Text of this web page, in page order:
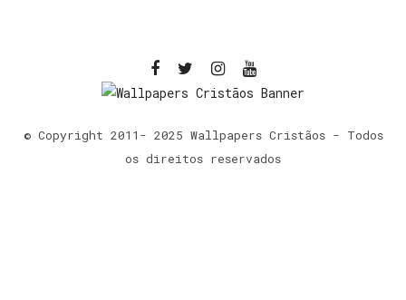
© Copyright 2011- 2025 Wallpapers Cristãos - Todos
os direitos reservados